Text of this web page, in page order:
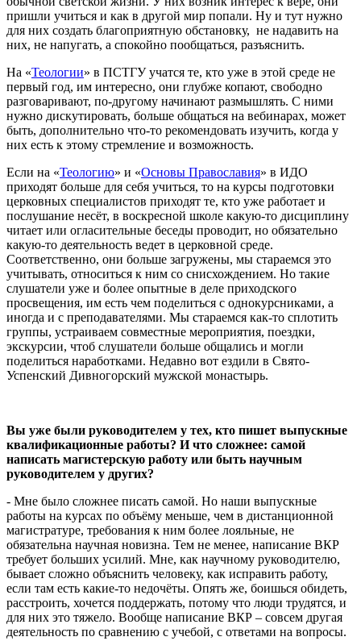
пришли учиться и как в другой мир попали. Ну и тут нужно
для них создать благоприятную обстановку, не надавить на
них, не напугать, а спокойно пообщаться, разъяснить.
На «Теологии» в ПСТГУ учатся те, кто уже в этой среде не
первый год, им интересно, они глубже копают, свободно
разговаривают, по-другому начинают размышлять. С ними
нужно дискутировать, больше общаться на вебинарах, может
быть, дополнительно что-то рекомендовать изучить, когда у
них есть к этому стремление и возможность.
Если на «Теологию» и «Основы Православия» в ИДО
приходят больше для себя учиться, то на курсы подготовки
церковных специалистов приходят те, кто уже работает и
послушание несёт, в воскресной школе какую-то дисциплину
читает или огласительные беседы проводит, но обязательно
какую-то деятельность ведет в церковной среде.
Соответственно, они больше загружены, мы стараемся это
учитывать, относиться к ним со снисхождением. Но такие
слушатели уже и более опытные в деле приходского
просвещения, им есть чем поделиться с однокурсниками, а
иногда и с преподавателями. Мы стараемся как-то сплотить
группы, устраиваем совместные мероприятия, поездки,
экскурсии, чтоб слушатели больше общались и могли
поделиться наработками. Недавно вот ездили в Свято-
Успенский Дивногорский мужской монастырь.
Вы уже были руководителем у тех, кто пишет выпускные
квалификационные работы? И что сложнее: самой
написать магистерскую работу или быть научным
руководителем у других?
- Мне было сложнее писать самой. Но наши выпускные
работы на курсах по объёму меньше, чем в дистанционной
магистратуре, требования к ним более лояльные, не
обязательна научная новизна. Тем не менее, написание ВКР
требует больших усилий. Мне, как научному руководителю,
бывает сложно объяснить человеку, как исправить работу,
если там есть какие-то недочёты. Опять же, боишься обидеть,
расстроить, хочется поддержать, потому что люди трудятся, и
для них это тяжело. Вообще написание ВКР – совсем другая
деятельность по сравнению с учебой, с ответами на вопросы.